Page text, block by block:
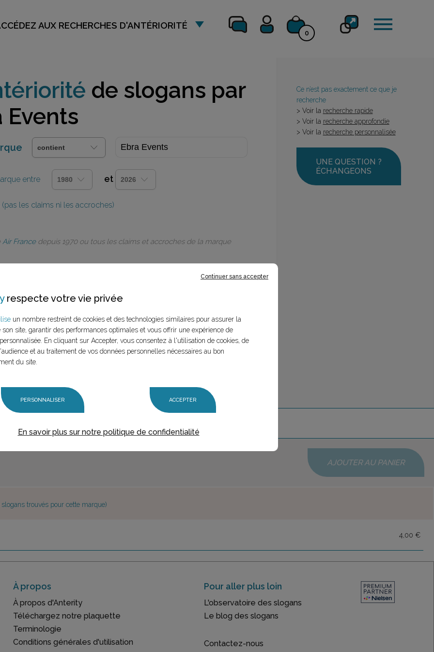
AUX RECHERCHES D'ANTÉRIORITÉ
0
de slogans par
Events
entre et
les claims ni les accroches)
Air Francedepuis 1970 ou tous les claims et accroches de la marque
(mère et
claim,
LANCER LA RECHERCHE
Ce n’est pas exactement ce que je
recherche
> Voir la recherche rapide
> Voir la recherche approfondie
> Voir la recherche personnalisée
UNE QUESTION ?
ÉCHANGEONS
AJOUTER AU PANIER
trouvés pour cette marque)
4,00 €
À propos
À propos d'Anterity
Téléchargez notre plaquette
Terminologie
Conditions générales d'utilisation
Pour aller plus loin
L'observatoire des slogans
Le blog des slogans
Contactez-nous
Continuer sans accepter
respecte votre vie privée
un nombre restreint de cookies et des technologies similaires pour assurer la
son site, garantir des performances optimales et vous offrir une expérience de
En cliquant sur Accepter, vous consentez à l'utilisation de cookies, de
et au traitement de vos données personnelles nécessaires au bon
du site.
PERSONNALISER ACCEPTER
En savoir plus sur notre politique de confidentialité